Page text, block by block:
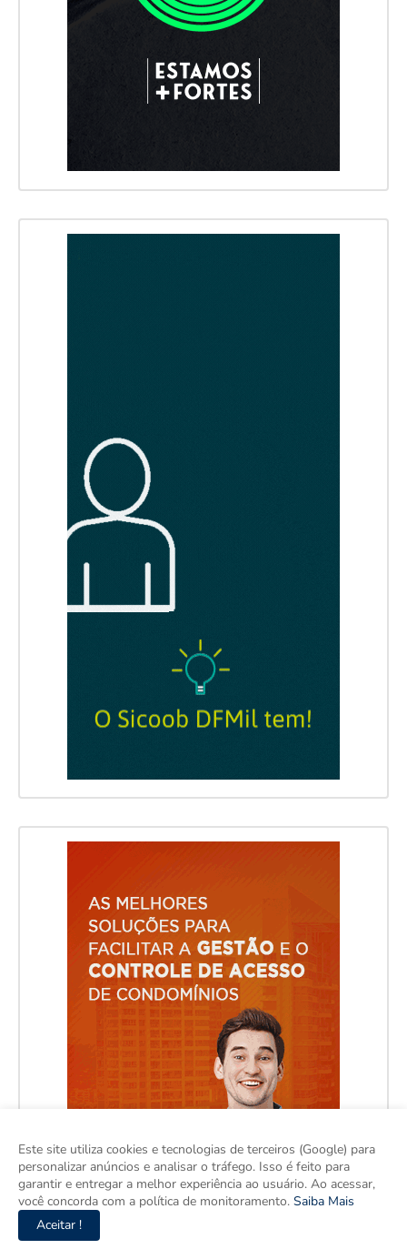
Este site utiliza cookies e tecnologias de terceiros (Google) para
personalizar anúncios e analisar o tráfego. Isso é feito para
garantir e entregar a melhor experiência ao usuário. Ao acessar,
você concorda com a política de monitoramento. Saiba Mais
Aceitar !